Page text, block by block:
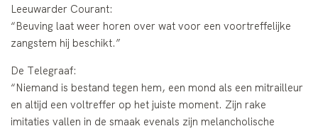
Leeuwarder Courant:
“Beuving laat weer horen over wat voor een voortreffelijke
zangstem hij beschikt.”
De Telegraaf:
“Niemand is bestand tegen hem, een mond als een mitrailleur
en altijd een voltreffer op het juiste moment. Zijn rake
imitaties vallen in de smaak evenals zijn melancholische